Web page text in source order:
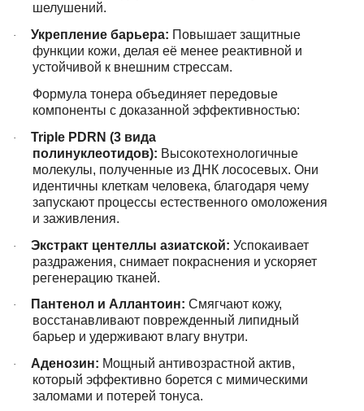
шелушений.
· Укрепление барьера: Повышает защитные
функции кожи, делая её менее реактивной и
устойчивой к внешним стрессам.
Формула тонера объединяет передовые
компоненты с доказанной эффективностью:
·
Triple PDRN (3 вида
полинуклеотидов): Высокотехнологичные
молекулы, полученные из ДНК лососевых. Они
идентичны клеткам человека, благодаря чему
запускают процессы естественного омоложения
и заживления.
· Экстракт центеллы азиатской: Успокаивает
раздражения, снимает покраснения и ускоряет
регенерацию тканей.
· Пантенол и Аллантоин: Смягчают кожу,
восстанавливают поврежденный липидный
барьер и удерживают влагу внутри.
· Аденозин: Мощный антивозрастной актив,
который эффективно борется с мимическими
заломами и потерей тонуса.